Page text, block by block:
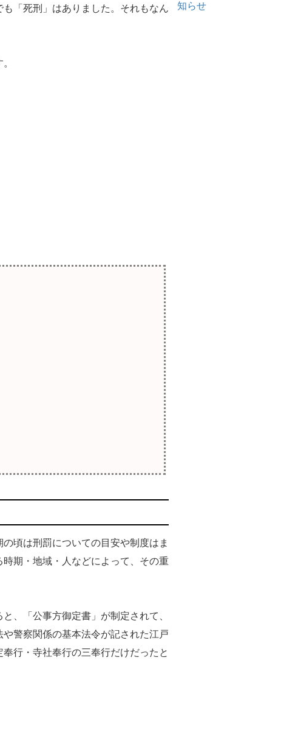
「死刑」はありました。それもなん
頃は刑罰についての目安や制度はま
期・地域・人などによって、その重
、「公事方御定書」が制定されて、
警察関係の基本法令が記された江戸
行・寺社奉行の三奉行だけだったと
知らせ